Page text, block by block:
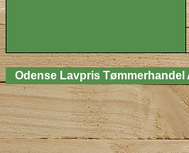
Odense Lavpris Tømmerhandel